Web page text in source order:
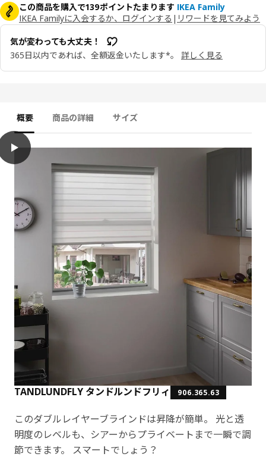
この商品を購入で139ポイントたまります IKEA Family
IKEA Familyに入会するか、ログインする | リワードを見てみよう
気が変わっても大丈夫！
365日以内であれば、全額返金いたします*。
詳しく見る
概要 商品の詳細 サイズ
TANDLUNDFLY タンドルンドフリィ 906.365.63
このダブルレイヤーブラインドは昇降が簡単。 光と透
明度のレベルも、シアーからプライベートまで一瞬で調
節できます。 スマートでしょう？
play
TANDLUNDFLY タンドルンドフリィ 調光ロールスクリーン,